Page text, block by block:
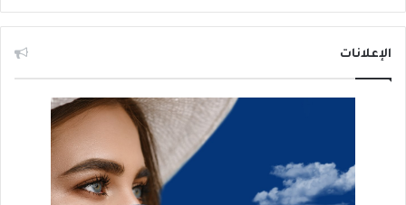
الإعلانات